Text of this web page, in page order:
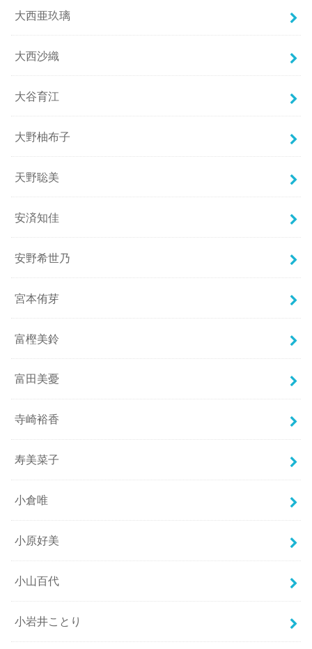
大西亜玖璃
大西沙織
大谷育江
大野柚布子
天野聡美
安済知佳
安野希世乃
宮本侑芽
富樫美鈴
富田美憂
寺崎裕香
寿美菜子
小倉唯
小原好美
小山百代
小岩井ことり